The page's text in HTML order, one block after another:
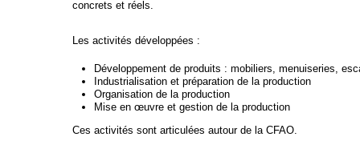
concrets et réels.
Les activités développées :
Développement de produits : mobiliers, menuiseries,
Industrialisation et préparation de la production
Organisation de la production
Mise en œuvre et gestion de la production
Ces activités sont articulées autour de la CFAO.